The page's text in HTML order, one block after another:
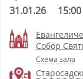
31.01.26 15:00
Собор
Схема зала